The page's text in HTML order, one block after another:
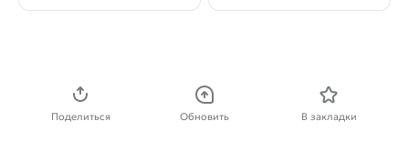
Поделиться Обновить В закладки